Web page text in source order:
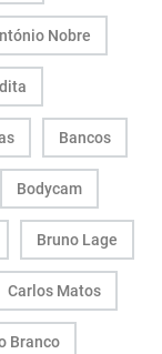
Nobre
Bancos
Bodycam
Bruno Lage
Carlos Matos
Branco